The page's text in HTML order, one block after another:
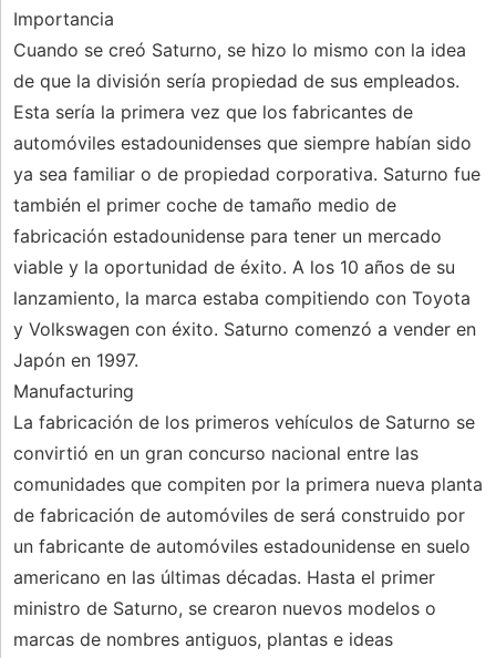
Importancia
Cuando se creó Saturno, se hizo lo mismo con la idea
de que la división sería propiedad de sus empleados.
Esta sería la primera vez que los fabricantes de
automóviles estadounidenses que siempre habían sido
ya sea familiar o de propiedad corporativa. Saturno fue
también el primer coche de tamaño medio de
fabricación estadounidense para tener un mercado
viable y la oportunidad de éxito. A los 10 años de su
lanzamiento, la marca estaba compitiendo con Toyota
y Volkswagen con éxito. Saturno comenzó a vender en
Japón en 1997.
Manufacturing
La fabricación de los primeros vehículos de Saturno se
convirtió en un gran concurso nacional entre las
comunidades que compiten por la primera nueva planta
de fabricación de automóviles de será construido por
un fabricante de automóviles estadounidense en suelo
americano en las últimas décadas. Hasta el primer
ministro de Saturno, se crearon nuevos modelos o
marcas de nombres antiguos, plantas e ideas